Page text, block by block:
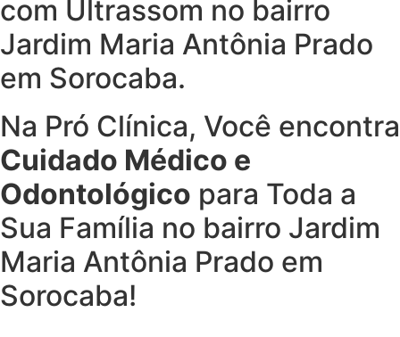
com Ultrassom no bairro
Jardim Maria Antônia Prado
em Sorocaba.
Na Pró Clínica, Você encontra
Cuidado Médico e
Odontológico para Toda a
Sua Família no bairro Jardim
Maria Antônia Prado em
Sorocaba!